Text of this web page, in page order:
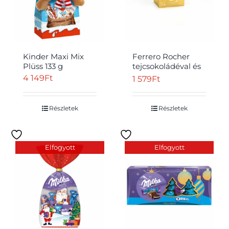
Kinder Maxi Mix
Plüss 133 g
4 149Ft
Részletek
Ferrero Rocher
tejcsokoládéval és
mogyoródarabkákkal
ostya lágy
töltelékkel 75 g
1 579Ft
Részletek
Elfogyott Elfogyott